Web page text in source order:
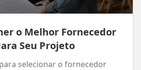
o Melhor Fornecedor
Seu Projeto
selecionar o fornecedor